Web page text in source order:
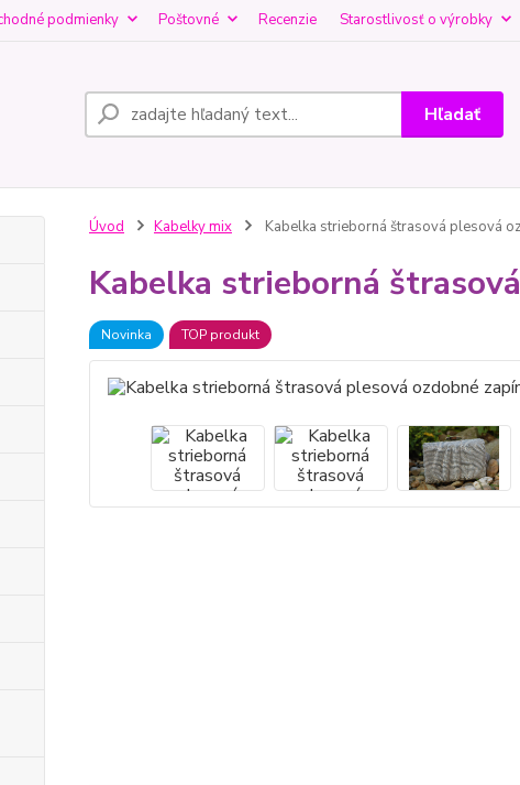
podmienky Poštovné Recenzie Starostlivosť o výrobky
Hľadať
Úvod Kabelky mix Kabelka strieborná štrasová plesová
Kabelka strieborná
Novinka TOP produkt